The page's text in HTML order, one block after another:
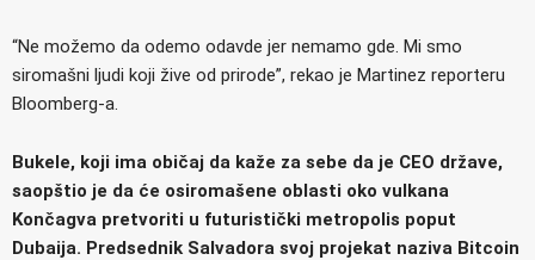
“Ne možemo da odemo odavde jer nemamo gde. Mi smo
siromašni ljudi koji žive od prirode”, rekao je Martinez reporteru
Bloomberg-a.
Bukele, koji ima običaj da kaže za sebe da je CEO države,
saopštio je da će osiromašene oblasti oko vulkana
Končagva pretvoriti u futuristički metropolis poput
Dubaija. Predsednik Salvadora svoj projekat naziva Bitcoin